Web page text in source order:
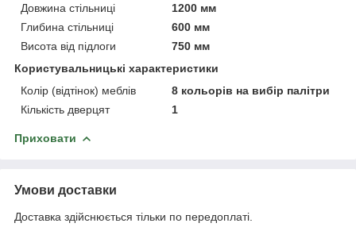
Довжина стільниці
1200 мм
Глибина стільниці
600 мм
Висота від підлоги
750 мм
Користувальницькі характеристики
Колір (відтінок) меблів
8 кольорів на вибір палітри
Кількість дверцят
1
Приховати
Умови доставки
Доставка здійснюється тільки по передоплаті.